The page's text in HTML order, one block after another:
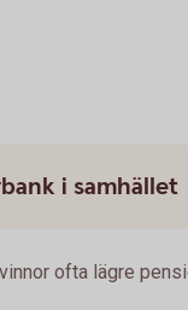
i samhället
ofta lägre